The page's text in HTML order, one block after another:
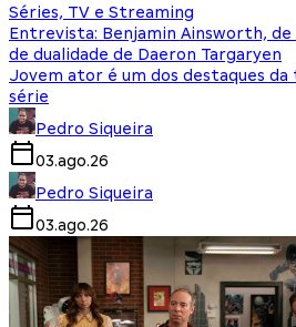
Séries, TV e Streaming
Entrevista: Benjamin Ainsworth, de
de dualidade de Daeron Targaryen
Jovem ator é um dos destaques
série
Pedro Siqueira
03.ago.26
Pedro Siqueira
03.ago.26